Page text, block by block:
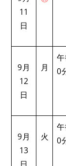
11
日
9月
12
日
月
0
9月
13
火
0